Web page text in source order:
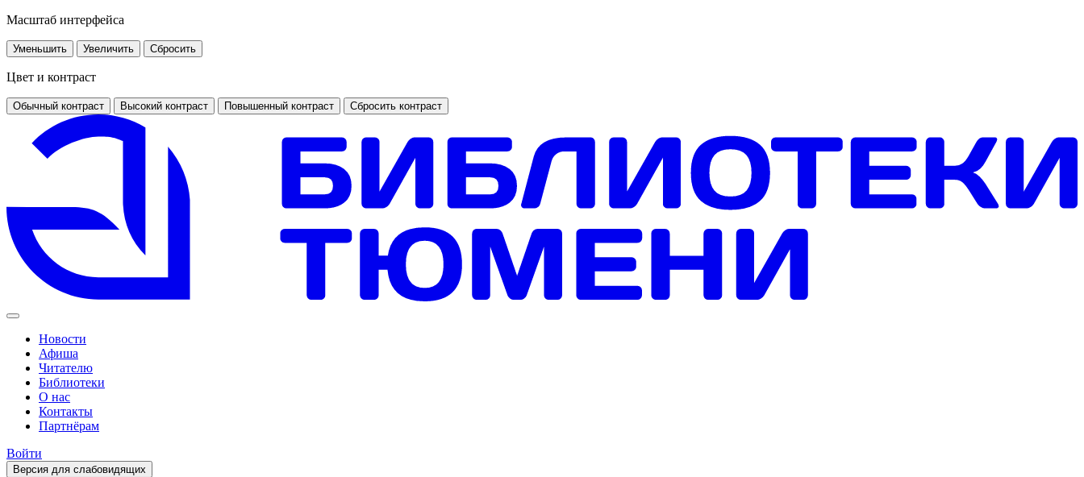
Масштаб интерфейса
Уменьшить Увеличить Сбросить
Цвет и контраст
Обычный контраст Высокий контраст Повышенный контраст Сбросить контраст
Новости
Афиша
Читателю
Библиотеки
О нас
Контакты
Партнёрам
Войти
Версия для слабовидящих